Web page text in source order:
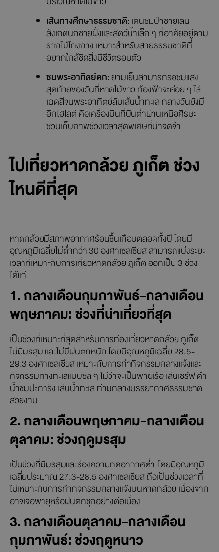
ของวันบนชายหาดเงียบสงบ ท่ามกลางเสียงลมและคลื่นเบา ๆ
อย่างผ่อนคลาย
กิจกรรมน่าสนใจที่อุทยานแห่งชาติสิรินาถ:
สำรวจพื้นที่วางไข่ของเต่าทะเล:
วางไข่ (พฤศจิกายน–กุมภาพันธ์) อาจได้พบร่อง
รอยของเต่าทะเลที่ขึ้นมาวางไข่บนชายหาดใน
บริเวณหาดไม้ขาว
เส้นทางศึกษาธรรมชาติ:เดินชมป่าชายเลน
สังเกตนกชายฝั่งและสัตว์น้ำเล็ก ๆ ที่อาศัยอยู่ตาม
อยากใกล้ชิดสิ่งมีชีวิตรอบตัว
ชมพระอาทิตย์ตก:ยามเย็นสามารถรอชมแสง
สุดท้ายของวันที่หาดไม้ขาว ท้องฟ้าจะค่อย ๆ ไล่
เฉดสีจนพระอาทิตย์ลับเส้นน้ำทะเล กลางวันยังมี
ไปเที่ยวหาดกล้วย ภูเก็ต ช่วง
ไหนดีที่สุด
หาดกล้วยมีสภาพอากาศร้อนชื้นเกือบตลอดทั้งปี โดยมี
อุณหภูมิเฉลี่ยไม่ต่ำกว่า 30 องศาเซลเซียส สามารถแบ่งระยะ
เวลาที่เหมาะกับการเที่ยวหาดกล้วย ภูเก็ต ออกเป็น 3 ช่วง
ได้แก่
1. กลางเดือนกุมภาพันธ์-กลางเดือน
พฤษภาคม: ช่วงที่น่าเที่ยวที่สุด
เป็นช่วงที่เหมาะที่สุดสำหรับการท่องเที่ยวหาดกล้วย ภูเก็ต
ไม่มีมรสุม และไม่มีฝนตกหนัก โดยมีอุณหภูมิเฉลี่ย 28.5-
29.3 องศาเซลเซียส เหมาะกับการทำกิจกรรมกลางแจ้งและ
กิจกรรมทางทะเลแบบชิล ๆ ไม่ว่าจะเป็นพายเรือ เล่นเซิร์ฟ ดำ
น้ำชมปะการัง เล่นน้ำทะเล ท่ามกลางบรรยากาศธรรมชาติ
สวยงาม
2. กลางเดือนพฤษภาคม-กลางเดือน
ตุลาคม: ช่วงฤดูมรสุม